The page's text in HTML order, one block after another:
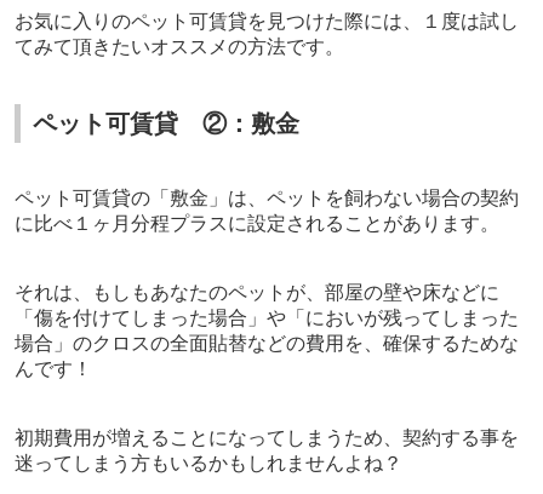
お気に入りのペット可賃貸を見つけた際には、１度は試し
てみて頂きたいオススメの方法です。
ペット可賃貸 ②：敷金
ペット可賃貸の「敷金」は、ペットを飼わない場合の契約
に比べ１ヶ月分程プラスに設定されることがあります。
それは、もしもあなたのペットが、部屋の壁や床などに
「傷を付けてしまった場合」や「においが残ってしまった
場合」のクロスの全面貼替などの費用を、確保するためな
んです！
初期費用が増えることになってしまうため、契約する事を
迷ってしまう方もいるかもしれませんよね？